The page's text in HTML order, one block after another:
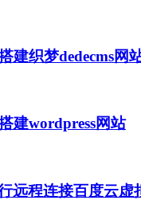
建织梦dedecms网
建wordpress网站
远程连接百度云虚